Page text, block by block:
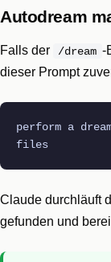
Autodream
Falls der /dream -
dieser Prompt
perform a
files
Claude durchläuft
gefunden und